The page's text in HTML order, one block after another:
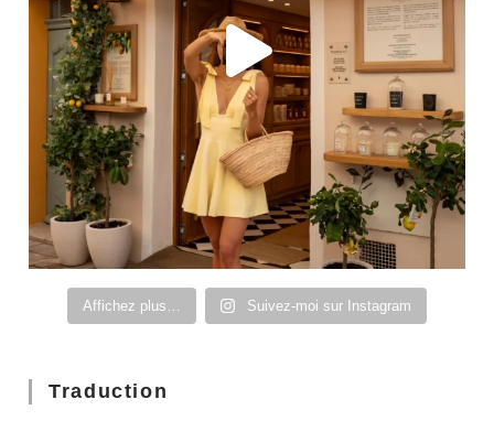
Affichez plus… Suivez-moi sur Instagram
Traduction